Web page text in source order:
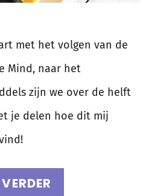
met het volgen van de
Mind, naar het
zijn we over de helft
je delen hoe dit mij